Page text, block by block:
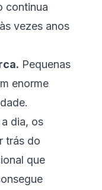
continua
vezes anos
Pequenas
enorme
dia, os
trás do
que